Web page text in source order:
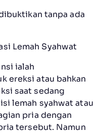
tanpa ada
Lemah Syahwat
ialah
ereksi atau bahkan
saat sedang
lemah syahwat atau
pria dengan
tersebut. Namun